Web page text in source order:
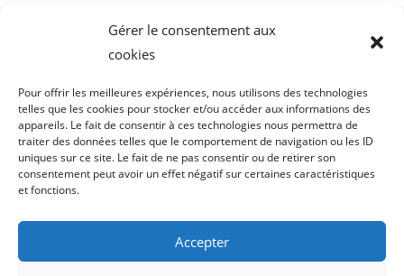
Gérer le consentement aux
cookies
Pour offrir les meilleures expériences, nous utilisons des technologies
telles que les cookies pour stocker et/ou accéder aux informations des
appareils. Le fait de consentir à ces technologies nous permettra de
traiter des données telles que le comportement de navigation ou les ID
uniques sur ce site. Le fait de ne pas consentir ou de retirer son
consentement peut avoir un effet négatif sur certaines caractéristiques
et fonctions.
Accepter
Me Suivre :